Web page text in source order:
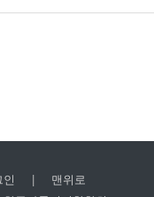
인 |
맨위로